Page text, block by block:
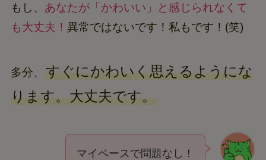
もし、 あなたが「かわいい」と感じられなくて
も大丈夫！ 異常ではないです！私もです！(笑)
多分、 すぐにかわいく思えるようにな
ります。大丈夫です。
マイペースで問題なし！